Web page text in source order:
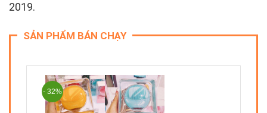
2019.
SẢN PHẨM BÁN CHẠY
- 32%